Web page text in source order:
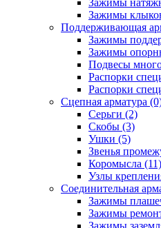
Зажимы
Зажимы
Поддерживающая
Зажимы
Зажимы
Подвесы
Распорки
Распорки
Сцепная арматура
Серьги (2)
Скобы (3)
Ушки (5)
Звенья
Коромысла (11)
Узлы
Соединительная
Зажимы
Зажимы